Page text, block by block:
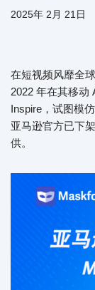
2025年 2月 21日
在短视频风靡全
2022 年在其移动
Inspire，试图模
亚马逊官方已下
供。